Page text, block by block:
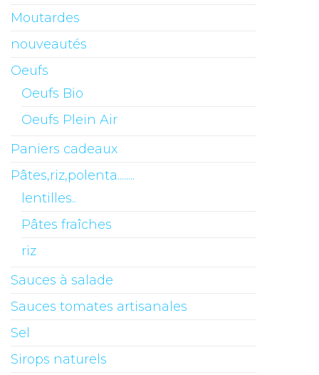
Moutardes
nouveautés
Oeufs
Oeufs Bio
Oeufs Plein Air
Paniers cadeaux
Pâtes,riz,polenta........
lentilles..
Pâtes fraîches
riz
Sauces à salade
Sauces tomates artisanales
Sel
Sirops naturels